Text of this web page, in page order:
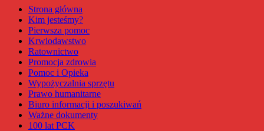
Strona główna
Kim jesteśmy?
Pierwsza pomoc
Krwiodawstwo
Ratownictwo
Promocja zdrowia
Pomoc i Opieka
Wypożyczalnia sprzętu
Prawo humanitarne
Biuro informacji i poszukiwań
Ważne dokumenty
100 lat PCK